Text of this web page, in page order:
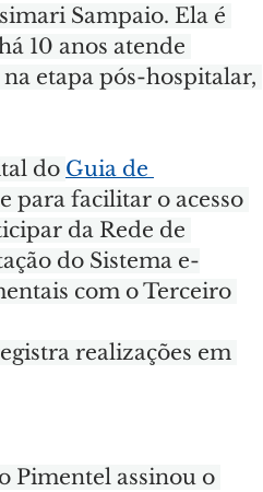
Sampaio. Ela é
10 anos atende
etapa pós-hospitalar,
do Guia de
para facilitar o acesso
da Rede de
do Sistema e-
com o Terceiro
realizações em
Pimentel assinou o